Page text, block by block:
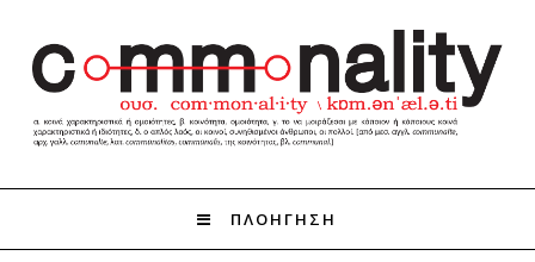
ΠΛΟΗΓΗΣΗ